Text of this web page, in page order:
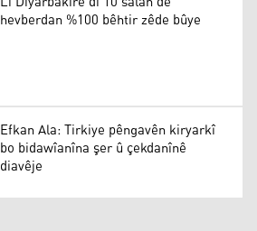
hevberdan %100 bêhtir zêde bûye
Efkan Ala: Tirkiye pêngavên kiryarkî
bo bidawîanîna şer û çekdanînê
diavêje